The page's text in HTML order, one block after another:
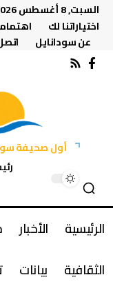
السبت, 8 أغسطس 2026
اختياراتنا لك
عن سودانايل
أول صحيفة
الرئيسية الأخبار
الثقافية
بيانات